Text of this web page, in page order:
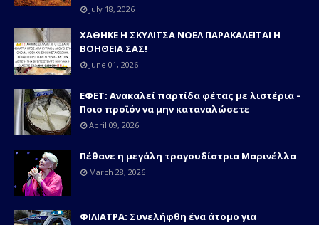
July 18, 2026
ΧΑΘΗΚΕ Η ΣΚΥΛΙΤΣΑ ΝΟΕΛ ΠΑΡΑΚΑΛΕΙΤΑΙ Η
ΒΟΗΘΕΙΑ ΣΑΣ!
June 01, 2026
ΕΦΕΤ: Ανακαλεί παρτίδα φέτας με λιστέρια –
Ποιο προϊόν να μην καταναλώσετε
April 09, 2026
Πέθανε η μεγάλη τραγουδίστρια Μαρινέλλα
March 28, 2026
ΦΙΛΙΑΤΡΑ: Συνελήφθη ένα άτομο για